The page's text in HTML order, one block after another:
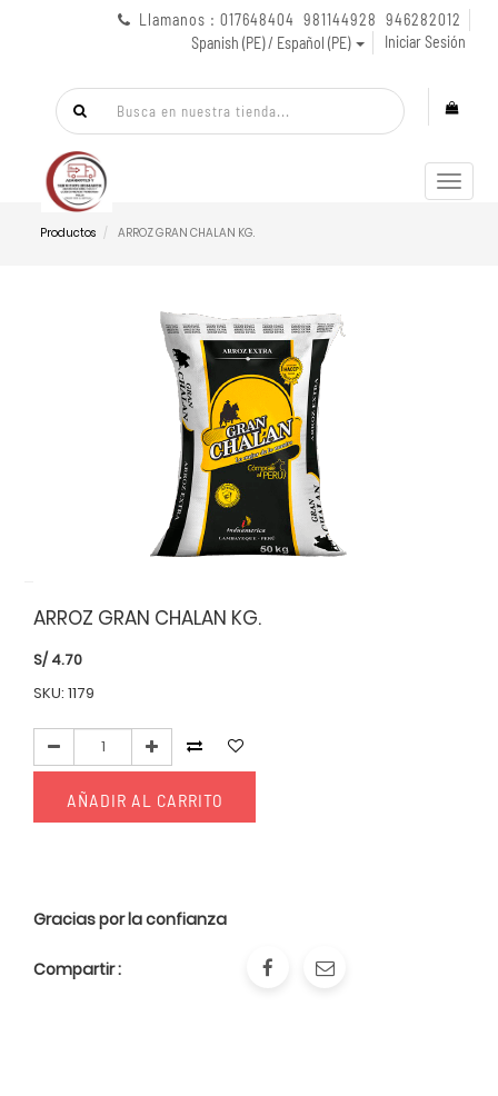
Llamanos : 017648404 981144928 946282012
Spanish (PE) / Español (PE)
Iniciar Sesión
Menú
de
Productos ARROZ GRAN CHALAN KG.
ARROZ GRAN CHALAN KG.
S/4.70
SKU: 1179
AÑADIR AL CARRITO
Gracias por la confianza
Compartir :